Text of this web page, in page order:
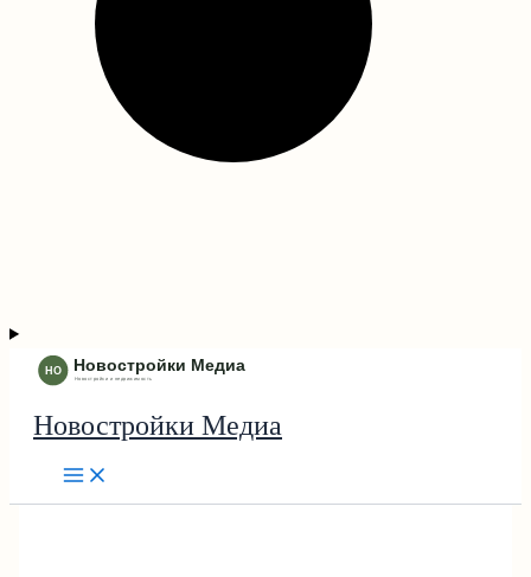
Новостройки Медиа